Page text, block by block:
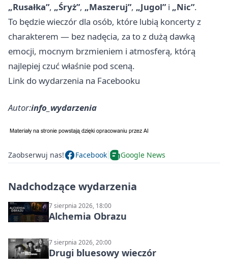
„Rusałka”, „Śryż”, „Maszeruj”, „Jugol”i „Nic”.
To będzie wieczór dla osób, które lubią koncerty z
charakterem — bez nadęcia, za to z dużą dawką
emocji, mocnym brzmieniem i atmosferą, którą
najlepiej czuć właśnie pod sceną.
Link do wydarzenia na Facebooku
Autor:info_wydarzenia
Zaobserwuj nas! Facebook Google News
Nadchodzące wydarzenia
7 sierpnia 2026, 18:00
Alchemia Obrazu
7 sierpnia 2026, 20:00
Drugi bluesowy wieczór